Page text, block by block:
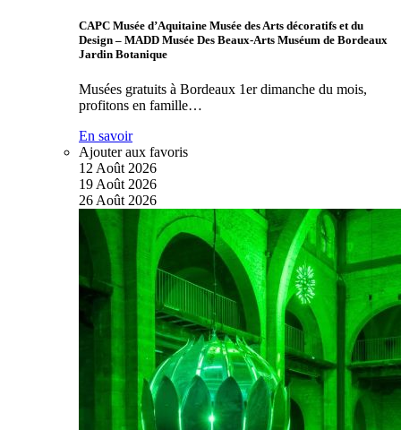
CAPC Musée d’Aquitaine Musée des Arts décoratifs et du
Design – MADD Musée Des Beaux-Arts Muséum de Bordeaux
Jardin Botanique
Musées gratuits à Bordeaux 1er dimanche du mois,
profitons en famille…
En savoir
Ajouter aux favoris
12Août 2026
19Août 2026
26Août 2026